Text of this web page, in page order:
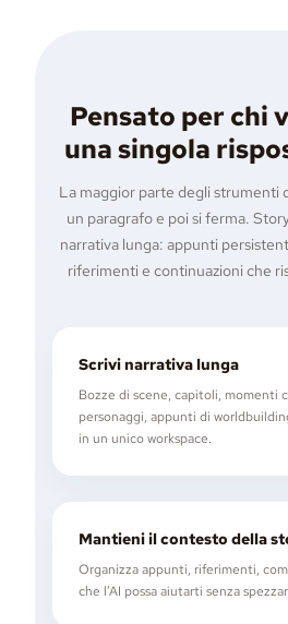
Pensato per chi
una singola
La maggior parte degli strumenti
un paragrafo e poi si ferma.
narrativa lunga: appunti
riferimenti e continuazioni che
Scrivi narrativa lunga
Bozze di scene, capitoli, momenti
personaggi, appunti di
in un unico workspace.
Mantieni il contesto della
Organizza appunti, riferimenti,
che l’AI possa aiutarti senza